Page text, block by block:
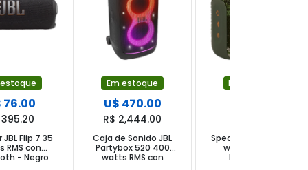
76.00
Flip 7 35
RMS con
- Negro
Em estoque
U$ 470.00
R$ 2,444.00
Caja de Sonido JBL
Partybox 520 400
watts RMS con
Em estoque
Speaker JBL Go 4 4.2
watts RMS con
Bluetooth -